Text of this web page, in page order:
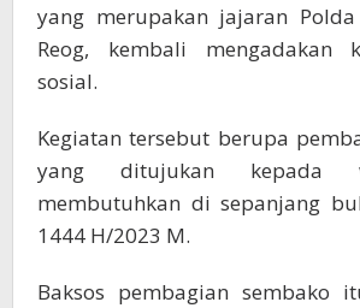
yang merupakan jajaran
Reog, kembali mengadakan
sosial.
Kegiatan tersebut berupa
yang ditujukan kepada
membutuhkan di sepanjang
1444 H/2023 M.
Baksos pembagian sembako